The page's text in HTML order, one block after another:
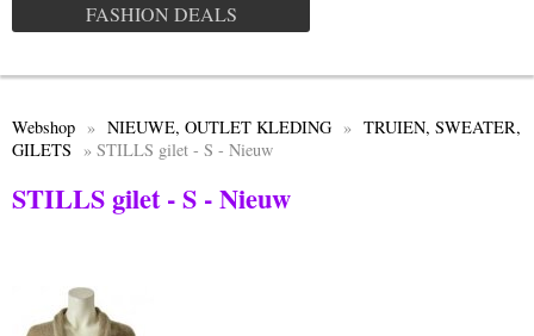
FASHION DEALS
Webshop » NIEUWE, OUTLET KLEDING » TRUIEN, SWEATER,
GILETS
» STILLS gilet - S - Nieuw
STILLS gilet - S - Nieuw